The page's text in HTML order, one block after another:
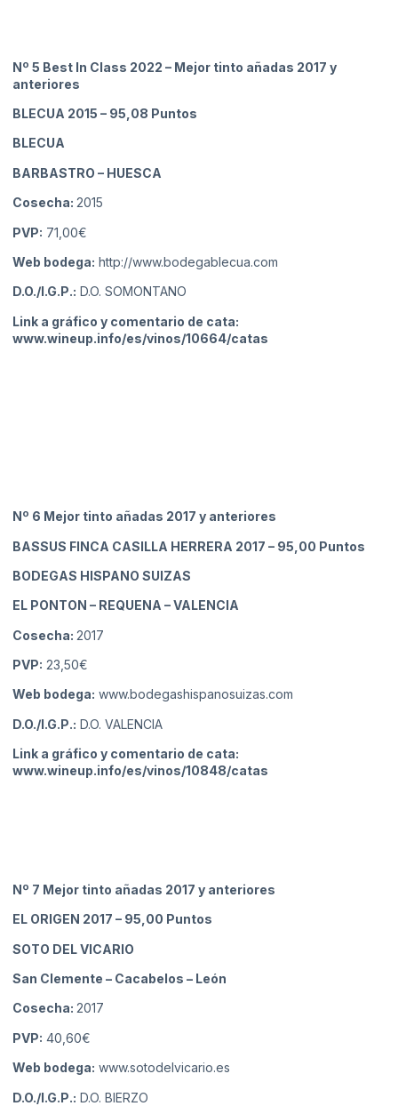
Nº 5 Best In Class 2022 – Mejor tinto añadas 2017 y
anteriores
BLECUA 2015 – 95,08 Puntos
BLECUA
BARBASTRO – HUESCA
Cosecha: 2015
PVP: 71,00€
Web bodega: http://www.bodegablecua.com
D.O./I.G.P.: D.O. SOMONTANO
Link a gráfico y comentario de cata:
www.wineup.info/es/vinos/10664/catas
Nº 6 Mejor tinto añadas 2017 y anteriores
BASSUS FINCA CASILLA HERRERA 2017 – 95,00 Puntos
BODEGAS HISPANO SUIZAS
EL PONTON – REQUENA – VALENCIA
Cosecha: 2017
PVP: 23,50€
Web bodega: www.bodegashispanosuizas.com
D.O./I.G.P.: D.O. VALENCIA
Link a gráfico y comentario de cata:
www.wineup.info/es/vinos/10848/catas
Nº 7 Mejor tinto añadas 2017 y anteriores
EL ORIGEN 2017 – 95,00 Puntos
SOTO DEL VICARIO
San Clemente – Cacabelos – León
Cosecha: 2017
PVP: 40,60€
Web bodega: www.sotodelvicario.es
D.O./I.G.P.: D.O. BIERZO